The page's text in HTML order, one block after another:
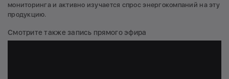
мониторинга и активно изучается спрос энергокомпаний на эту
продукцию.
Смотрите также запись прямого эфира